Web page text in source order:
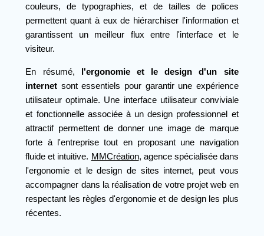
couleurs, de typographies, et de tailles de polices
permettent quant à eux de hiérarchiser l'information et
garantissent un meilleur flux entre l'interface et le
visiteur.
En résumé, l'ergonomie et le design d'un site
internet sont essentiels pour garantir une expérience
utilisateur optimale. Une interface utilisateur conviviale
et fonctionnelle associée à un design professionnel et
attractif permettent de donner une image de marque
forte à l'entreprise tout en proposant une navigation
fluide et intuitive. MMCréation, agence spécialisée dans
l'ergonomie et le design de sites internet, peut vous
accompagner dans la réalisation de votre projet web en
respectant les règles d'ergonomie et de design les plus
récentes.